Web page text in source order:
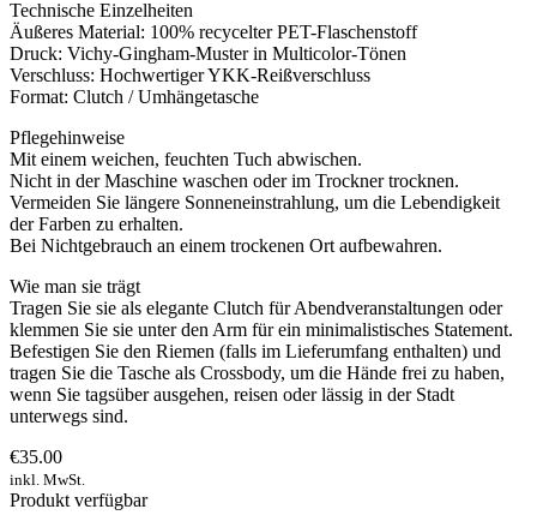
Technische Einzelheiten
Äußeres Material: 100% recycelter PET-Flaschenstoff
Druck: Vichy-Gingham-Muster in Multicolor-Tönen
Verschluss: Hochwertiger YKK-Reißverschluss
Format: Clutch / Umhängetasche
Pflegehinweise
Mit einem weichen, feuchten Tuch abwischen.
Nicht in der Maschine waschen oder im Trockner trocknen.
Vermeiden Sie längere Sonneneinstrahlung, um die Lebendigkeit
der Farben zu erhalten.
Bei Nichtgebrauch an einem trockenen Ort aufbewahren.
Wie man sie trägt
Tragen Sie sie als elegante Clutch für Abendveranstaltungen oder
klemmen Sie sie unter den Arm für ein minimalistisches Statement.
Befestigen Sie den Riemen (falls im Lieferumfang enthalten) und
tragen Sie die Tasche als Crossbody, um die Hände frei zu haben,
wenn Sie tagsüber ausgehen, reisen oder lässig in der Stadt
unterwegs sind.
€35.00
inkl. MwSt.
Produkt verfügbar